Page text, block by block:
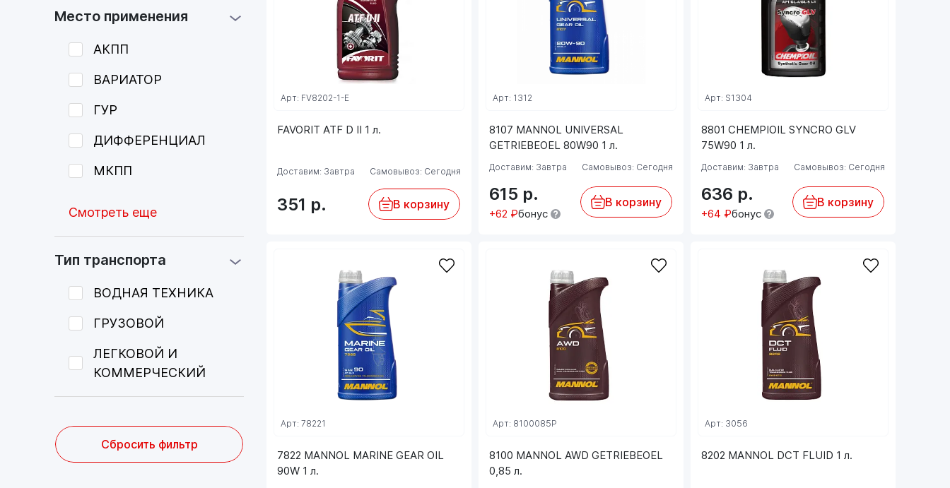
Место применения
АКПП
ВАРИАТОР
ГУР
ДИФФЕРЕНЦИАЛ
МКПП
Смотреть еще
Тип транспорта
ВОДНАЯ ТЕХНИКА
ГРУЗОВОЙ
ЛЕГКОВОЙ И
КОММЕРЧЕСКИЙ
Сбросить фильтр
FAVORIT ATF D II 1 л.
Арт: FV8202-1-E
Доставим: Завтра Самовывоз: Сегодня
351 р. В корзину
8107 MANNOL UNIVERSAL
GETRIEBEOEL 80W90 1 л.
Арт: 1312
Доставим: Завтра Самовывоз: Сегодня
615 р.
+62 ₽бонус
В корзину
8801 CHEMPIOIL SYNCRO GLV
75W90 1 л.
Арт: S1304
Доставим: Завтра Самовывоз: Сегодня
636 р.
+64 ₽бонус
В корзину
7822 MANNOL MARINE GEAR OIL
90W 1 л.
Арт: 78221
8100 MANNOL AWD GETRIEBEOEL
0,85 л.
Арт: 8100085P
8202 MANNOL DCT FLUID 1 л.
Арт: 3056